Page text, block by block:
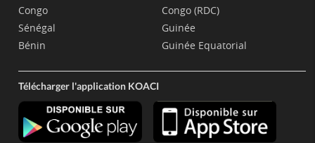
Congo
Sénégal
Bénin
Congo (RDC)
Guinée
Guinée Equatorial
Télécharger l'application KOACI